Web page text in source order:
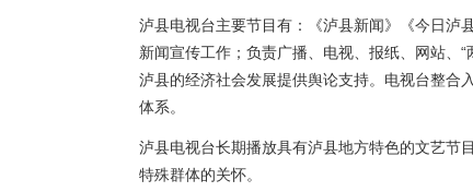
电视台停播频道
中央广播电视总台所有电视电台
[七大区域划分]华南、华中、华北、华东、西南…
中国有几个地级市（293个地级市）
泸县电视台主要节目有：《泸县新闻》《今日泸
新闻宣传工作；负责广播、电视、报纸、网站、
泸县的经济社会发展提供舆论支持。电视台整合
体系。
泸县电视台长期播放具有泸县地方特色的文艺节
特殊群体的关怀。